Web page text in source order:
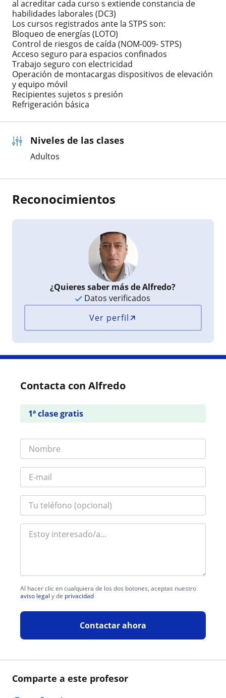
Comparte a este profesor
Niveles de las clases
Adultos
al acreditar cada curso s extiende constancia de
habilidades laborales (DC3)
Los cursos registrados ante la STPS son:
Bloqueo de energías (LOTO)
Control de riesgos de caída (NOM-009- STPS)
Acceso seguro para espacios confinados
Trabajo seguro con electricidad
Operación de montacargas dispositivos de elevación
y equipo móvil
Recipientes sujetos s presión
Refrigeración básica
Reconocimientos
¿Quieres saber más de Alfredo?
Datos verificados
Ver perfil
Contacta con Alfredo
1ª clase gratis
Al hacer clic en cualquiera de los dos botones, aceptas nuestro
aviso legal y de privacidad
Contactar ahora